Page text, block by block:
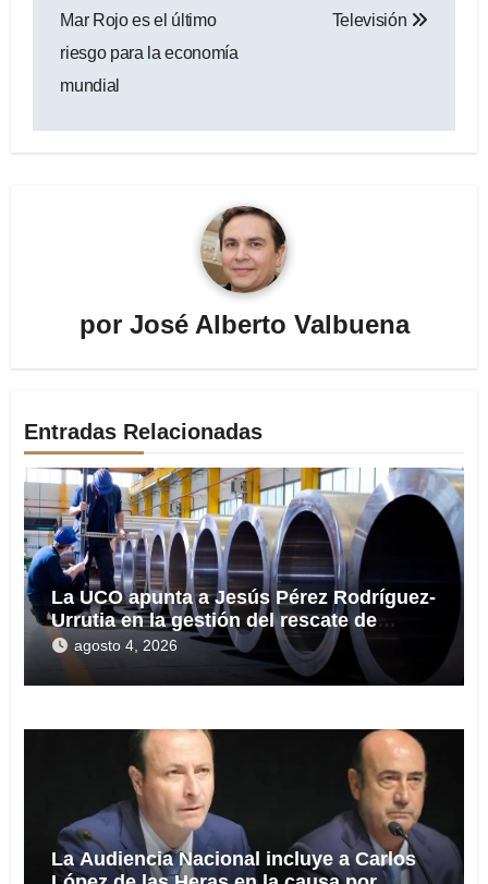
entradas
Mar Rojo es el último
riesgo para la economía
mundial
Televisión
por José Alberto Valbuena
Entradas Relacionadas
La UCO apunta a Jesús Pérez Rodríguez-
Urrutia en la gestión del rescate de
Tubos Reunidos
agosto 4, 2026
La Audiencia Nacional incluye a Carlos